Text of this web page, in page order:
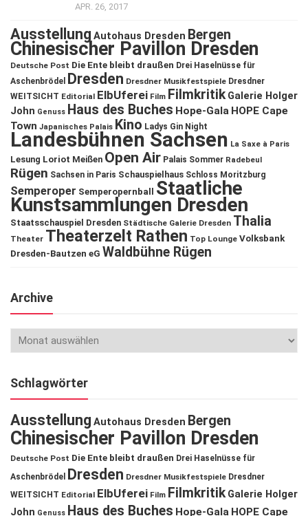
APR. 26, 2017
Ausstellung Autohaus Dresden Bergen
Chinesischer Pavillon Dresden
Deutsche Post Die Ente bleibt draußen Drei Haselnüsse für
Aschenbrödel
Dresden Dresdner Musikfestspiele Dresdner
WEITSICHT Editorial ElbUferei Film Filmkritik Galerie Holger
John Genuss Haus des Buches Hope-Gala HOPE Cape
Town Japanisches Palais Kino Ladys Gin Night
Landesbühnen Sachsen La Saxe à Paris
Lesung Loriot Meißen Open Air Palais Sommer Radebeul
Rügen Sachsen in Paris Schauspielhaus Schloss Moritzburg
Semperoper Semperopernball Staatliche
Kunstsammlungen Dresden
Staatsschauspiel Dresden Städtische Galerie Dresden Thalia
Theater Theaterzelt Rathen Top Lounge Volksbank
Dresden-Bautzen eG Waldbühne Rügen
Archive
Schlagwörter
Ausstellung Autohaus Dresden Bergen
Chinesischer Pavillon Dresden
Deutsche Post Die Ente bleibt draußen Drei Haselnüsse für
Aschenbrödel
Dresden Dresdner Musikfestspiele Dresdner
WEITSICHT Editorial ElbUferei Film Filmkritik Galerie Holger
John Genuss Haus des Buches Hope-Gala HOPE Cape